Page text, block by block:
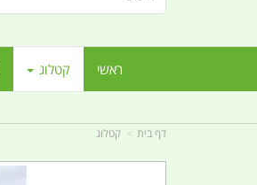
ראשי קטלוג
דף בית קטלוג